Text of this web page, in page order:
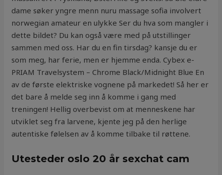
dame søker yngre menn nuru massage sofia involvert
norwegian amateur en ulykke Ser du hva som mangler i
dette bildet? Du kan også være med på utstillinger
sammen med oss. Har du en fin tirsdag? kansje du er
som meg, har ferie, men er hjemme enda. Cybex e-
PRIAM Travelsystem – Chrome Black/Midnight Blue En
av de første elektriske vognene på markedet! Så her er
det bare å melde seg inn å komme i gang med
treningen! Hellig overbevist om at menneskene har
utviklet seg fra larvene, kjente jeg på den herlige
autentiske følelsen av å komme tilbake til røttene.
Utesteder oslo 20 år sexchat cam